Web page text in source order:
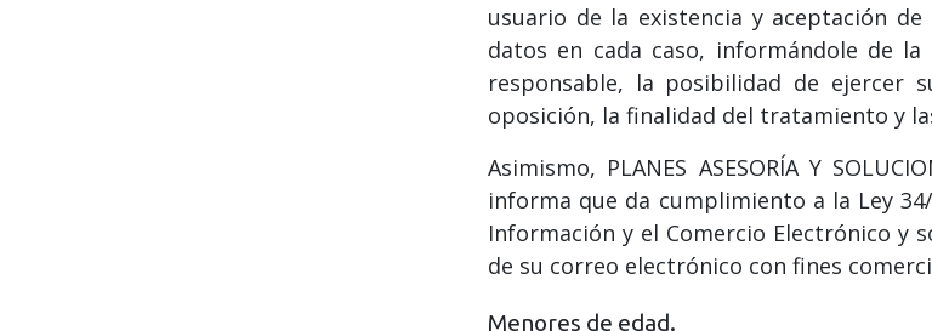
usuario de la existencia y aceptación
datos en cada caso, informándole de
responsable, la posibilidad de ejercer
oposición, la finalidad del tratamiento y
Asimismo, PLANES ASESORÍA Y
informa que da cumplimiento a la Ley
Información y el Comercio Electrónico
de su correo electrónico con fines
Menores de edad.